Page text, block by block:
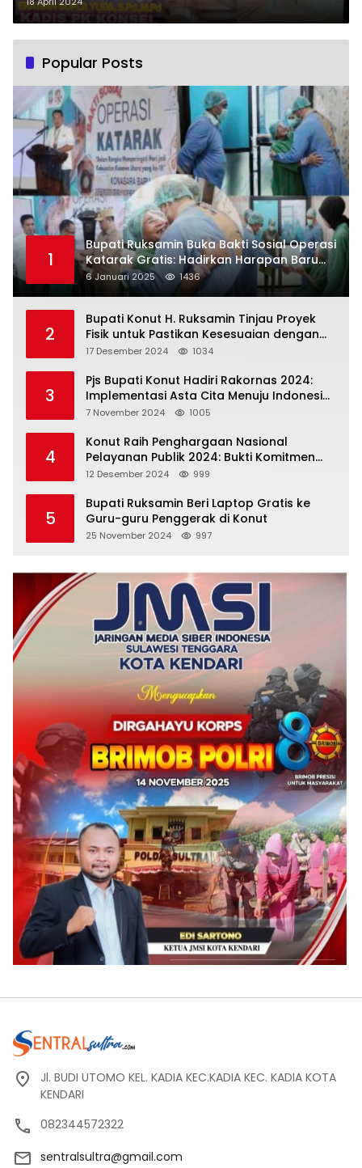
Popular Posts
1
Bupati Ruksamin Buka Bakti Sosial Operasi
Katarak Gratis: Hadirkan Harapan Baru
bagi Masyarakat Konut
6 Januari 2025 1436
2
Bupati Konut H. Ruksamin Tinjau Proyek
Fisik untuk Pastikan Kesesuaian dengan
Perencanaan
17 Desember 2024 1034
3
Pjs Bupati Konut Hadiri Rakornas 2024:
Implementasi Asta Cita Menuju Indonesia
Emas
7 November 2024 1005
4
Konut Raih Penghargaan Nasional
Pelayanan Publik 2024: Bukti Komitmen
Menuju Pelayanan Prima
12 Desember 2024 999
5
Bupati Ruksamin Beri Laptop Gratis ke
Guru-guru Penggerak di Konut
25 November 2024 997
Jl. BUDI UTOMO KEL. KADIA KEC.KADIA KEC. KADIA KOTA
KENDARI
082344572322
sentralsultra@gmail.com